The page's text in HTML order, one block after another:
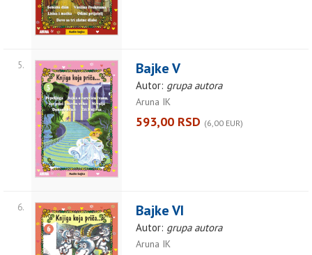
5. Bajke V
Autor: grupa autora
Aruna IK
593,00 RSD (6,00 EUR)
6. Bajke VI
Autor: grupa autora
Aruna IK